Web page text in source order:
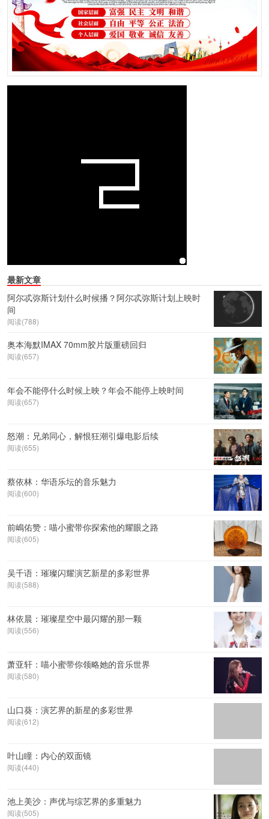
最新文章
阿尔忒弥斯计划什么时候播？阿尔忒弥斯计划上映时
间
阅读(788)
奥本海默IMAX 70mm胶片版重磅回归
阅读(657)
年会不能停什么时候上映？年会不能停上映时间
阅读(657)
怒潮：兄弟同心，解恨狂潮引爆电影后续
阅读(655)
蔡依林：华语乐坛的音乐魅力
阅读(600)
前嶋佑赞：喵小蜜带你探索他的耀眼之路
阅读(605)
吴千语：璀璨闪耀演艺新星的多彩世界
阅读(588)
林依晨：璀璨星空中最闪耀的那一颗
阅读(556)
萧亚轩：喵小蜜带你领略她的音乐世界
阅读(580)
山口葵：演艺界的新星的多彩世界
阅读(612)
叶山瞳：内心的双面镜
阅读(440)
池上美沙：声优与综艺界的多重魅力
阅读(505)